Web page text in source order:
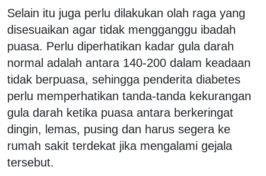
Selain itu juga perlu dilakukan olah raga yang
disesuaikan agar tidak mengganggu ibadah
puasa. Perlu diperhatikan kadar gula darah
normal adalah antara 140-200 dalam keadaan
tidak berpuasa, sehingga penderita diabetes
perlu memperhatikan tanda-tanda kekurangan
gula darah ketika puasa antara berkeringat
dingin, lemas, pusing dan harus segera ke
rumah sakit terdekat jika mengalami gejala
tersebut.